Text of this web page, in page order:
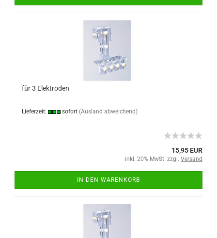
für 3 Elektroden
Lieferzeit: sofort (Ausland abweichend)
15,95 EUR
inkl. 20% MwSt. zzgl. Versand
IN DEN WARENKORB